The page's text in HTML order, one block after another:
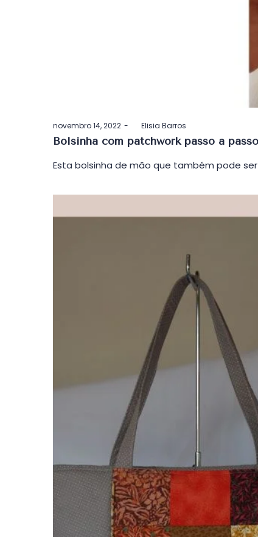
Postado
em
novembro 14, 2022 byElisia Barros
Bolsinha com patchwork passo a passo
Esta bolsinha de mão que também pode